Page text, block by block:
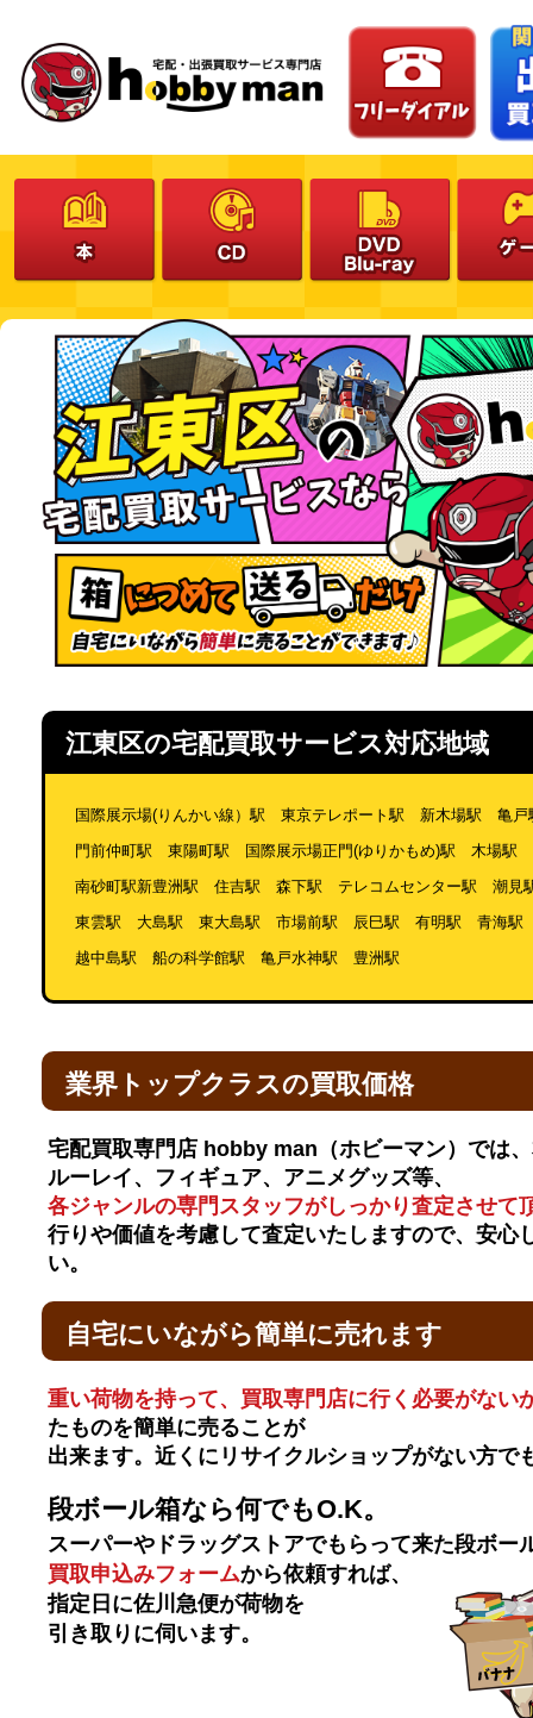
江東区の宅配買取サービス対応地域
国際展示場(りんかい線）駅 東京テレポート駅 新木場駅 亀戸
門前仲町駅 東陽町駅 国際展示場正門(ゆりかもめ)駅 木場駅
南砂町駅新豊洲駅 住吉駅 森下駅 テレコムセンター駅 潮見
東雲駅 大島駅 東大島駅 市場前駅 辰巳駅 有明駅 青海駅
越中島駅 船の科学館駅 亀戸水神駅 豊洲駅
業界トップクラスの買取価格
宅配買取専門店 hobby man（ホビーマン）では
ルーレイ、フィギュア、アニメグッズ等、
各ジャンルの専門スタッフがしっかり査定させて
行りや価値を考慮して査定いたしますので、安心
い。
自宅にいながら簡単に売れます
重い荷物を持って、買取専門店に行く必要がない
たものを簡単に売ることが
出来ます。近くにリサイクルショップがない方で
段ボール箱なら何でもO.K。
スーパーやドラッグストアでもらって来た段ボー
買取申込みフォームから依頼すれば、
指定日に佐川急便が荷物を
引き取りに伺います。